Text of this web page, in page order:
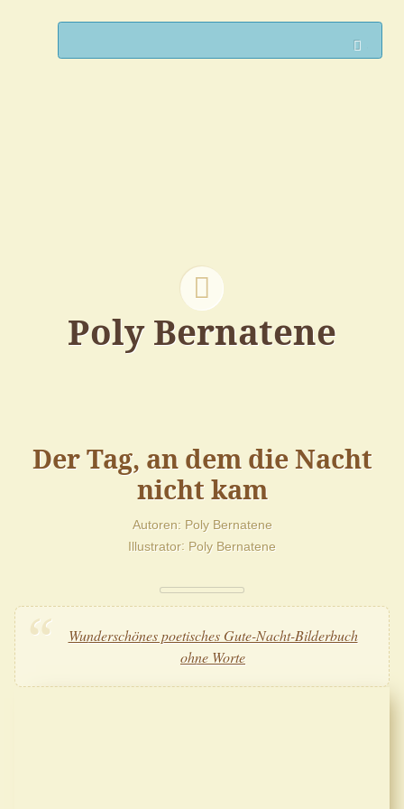
Poly Bernatene
Der Tag, an dem die Nacht
nicht kam
Autoren Poly Bernatene
Illustrator Poly Bernatene
Wunderschönes poetisches Gute-Nacht-Bilderbuch
ohne Worte